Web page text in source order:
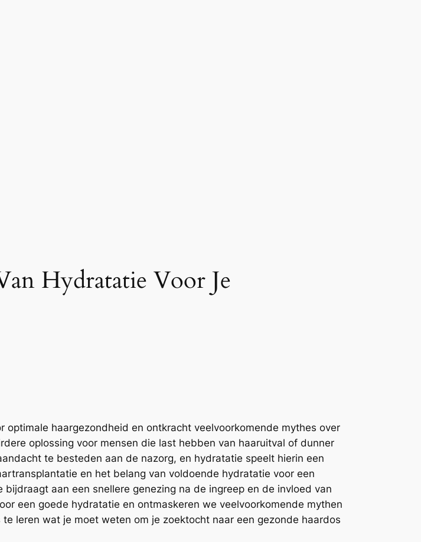
Hydratatie Voor Je
haargezondheid en ontkracht veelvoorkomende mythes over
oplossing voor mensen die last hebben van haaruitval of dunner
te besteden aan de nazorg, en hydratatie speelt hierin een
en het belang van voldoende hydratatie voor een
aan een snellere genezing na de ingreep en de invloed van
een goede hydratatie en ontmaskeren we veelvoorkomende mythen
leren wat je moet weten om je zoektocht naar een gezonde haardos